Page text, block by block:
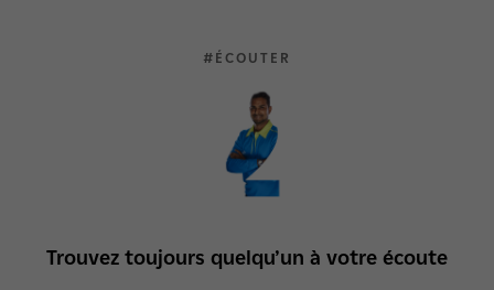
#ÉCOUTER
Trouvez toujours quelqu’un à votre écoute